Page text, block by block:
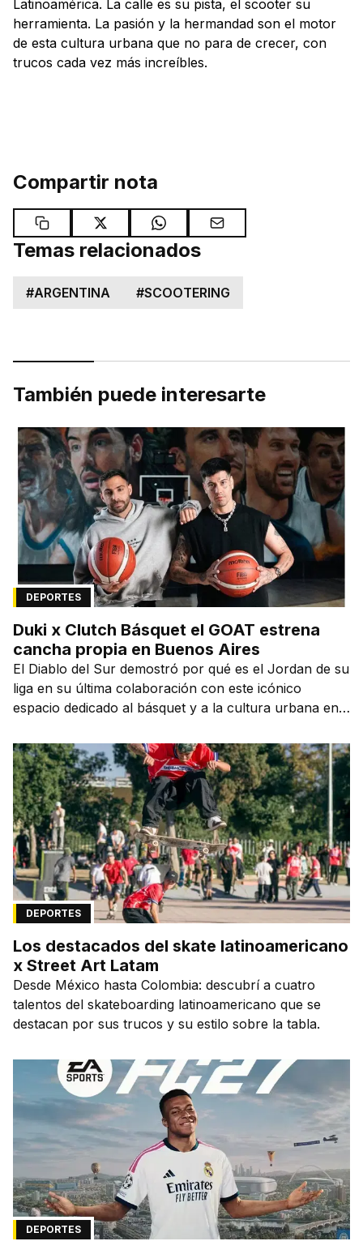
Latinoamérica. La calle es su pista, el scooter su
herramienta. La pasión y la hermandad son el motor
de esta cultura urbana que no para de crecer, con
trucos cada vez más increíbles.
Compartir nota
Temas relacionados
#ARGENTINA #SCOOTERING
También puede interesarte
DEPORTES
Duki x Clutch Básquet el GOAT estrena
cancha propia en Buenos Aires
El Diablo del Sur demostró por qué es el Jordan de su
liga en su última colaboración con este icónico
espacio dedicado al básquet y a la cultura urbana en
DEPORTES
Los destacados del skate latinoamericano
x Street Art Latam
Desde México hasta Colombia: descubrí a cuatro
talentos del skateboarding latinoamericano que se
destacan por sus trucos y su estilo sobre la tabla.
DEPORTES